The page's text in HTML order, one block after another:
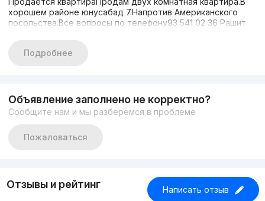
хорошем районе юнусабад 7.Напротив Американского
посольства.Все вопросы по телефону93 541 02 36 Рашит
Подробнее
Объявление заполнено не корректно?
Сообщите нам и мы разберёмся в проблеме
Пожаловаться
Отзывы и рейтинг Написать отзыв